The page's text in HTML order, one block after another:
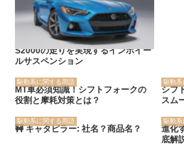
S2000の走りを実現するインホイー
ルサスペンション
駆動系に関する用語
MT車必須知識！シフトフォークの
役割と摩耗対策とは？
駆動系
シフ
スム
駆動系に関する用語
🚧 キャタピラー: 社名？商品名？
駆動系
進化
底解